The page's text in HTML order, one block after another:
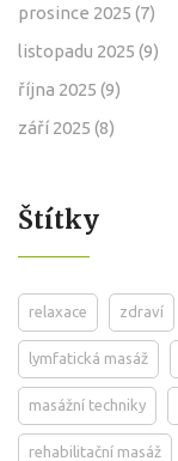
prosince 2025 (7)
listopadu 2025 (9)
října 2025 (9)
září 2025 (8)
Štítky
relaxace zdraví
lymfatická masáž
masážní techniky
rehabilitační masáž